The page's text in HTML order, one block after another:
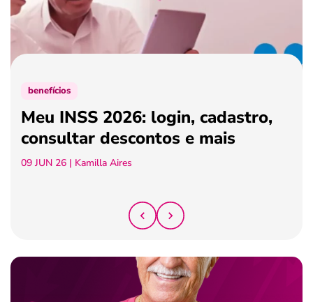
ferramentas
benefícios
Meu INSS 2026: login, cadastro,
consultar descontos e mais
09 JUN 26 | Kamilla Aires